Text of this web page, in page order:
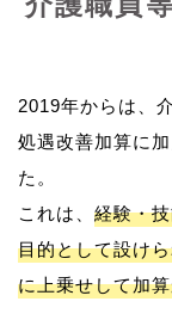
2019年からは、
処遇改善加算に
た。
これは、 経験・
目的として設け
に上乗せして加